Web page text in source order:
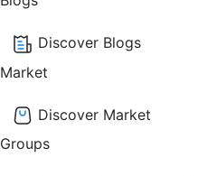
Discover Blogs
Market
Discover Market
Groups